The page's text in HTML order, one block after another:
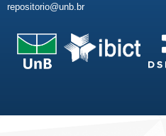
repositorio@unb.br